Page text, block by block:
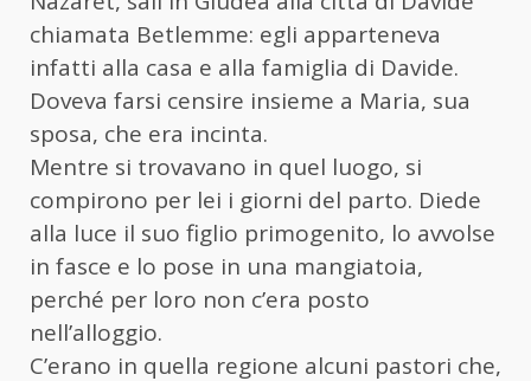
chiamata Betlemme: egli apparteneva
infatti alla casa e alla famiglia di Davide.
Doveva farsi censire insieme a Maria, sua
sposa, che era incinta.
Mentre si trovavano in quel luogo, si
compirono per lei i giorni del parto. Diede
alla luce il suo figlio primogenito, lo avvolse
in fasce e lo pose in una mangiatoia,
perché per loro non c’era posto
nell’alloggio.
C’erano in quella regione alcuni pastori che,